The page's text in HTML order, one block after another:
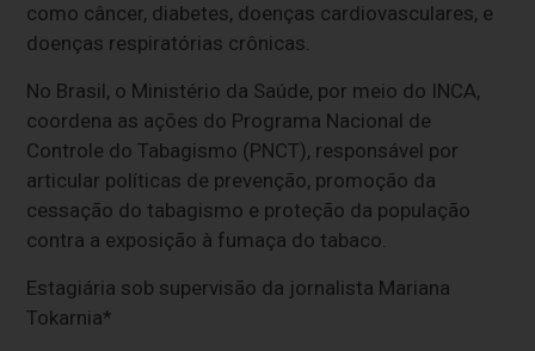
como câncer, diabetes, doenças cardiovasculares, e
doenças respiratórias crônicas.
No Brasil, o Ministério da Saúde, por meio do INCA,
coordena as ações do Programa Nacional de
Controle do Tabagismo (PNCT), responsável por
articular políticas de prevenção, promoção da
cessação do tabagismo e proteção da população
contra a exposição à fumaça do tabaco.
Estagiária sob supervisão da jornalista Mariana
Tokarnia*